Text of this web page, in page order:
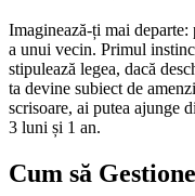
Imaginează-ți mai
a unui vecin. Primul
stipulează legea, dacă
ta devine subiect de
scrisoare, ai putea ajunge
3 luni și 1 an.
Cum să